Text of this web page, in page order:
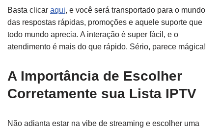
Basta clicar aqui, e você será transportado para o mundo
das respostas rápidas, promoções e aquele suporte que
todo mundo aprecia. A interação é super fácil, e o
atendimento é mais do que rápido. Sério, parece mágica!
A Importância de Escolher
Corretamente sua Lista IPTV
Não adianta estar na vibe de streaming e escolher uma